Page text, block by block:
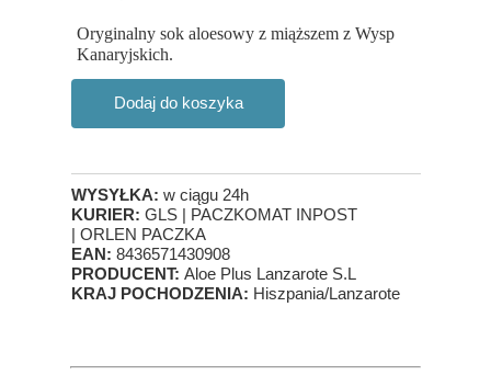
WYSYŁKA: w ciągu 24h
KURIER: GLS | PACZKOMAT INPOST
| ORLEN PACZKA
EAN: 8436571430908
PRODUCENT: Aloe Plus Lanzarote S.L
KRAJ POCHODZENIA: Hiszpania/Lanzarote
Dodaj do koszyka
Oryginalny sok aloesowy z miąższem z Wysp
Kanaryjskich.